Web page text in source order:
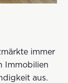
immer
Immobilien
aus.